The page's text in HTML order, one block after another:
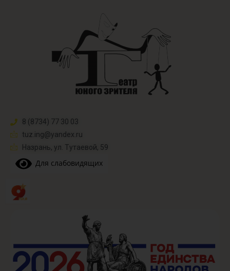
8 (8734) 77 30 03
tuz.ing@yandex.ru​
Назрань, ул. Тутаевой, 59
Для слабовидящих